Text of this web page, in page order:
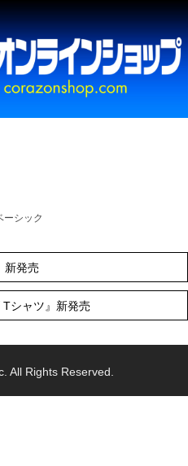
ーシック
新発売
シャツ』新発売
All Rights Reserved.